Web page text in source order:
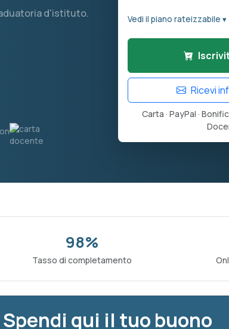
d'istituto. Vedi il piano rateizzabile ▾
Ricevi
Carta · PayPal ·
98%
Tasso di completamento
Spendi qui il tuo buono